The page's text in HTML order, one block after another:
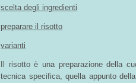
scelta degli ingredienti
preparare il risotto
varianti
Il risotto è una preparazione della
tecnica specifica, quella appunto